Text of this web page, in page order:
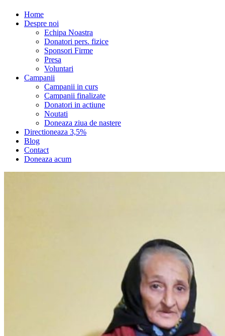
Home
Despre noi
Echipa Noastra
Donatori pers. fizice
Sponsori Firme
Presa
Voluntari
Campanii
Campanii in curs
Campanii finalizate
Donatori in actiune
Noutati
Doneaza ziua de nastere
Directioneaza 3,5%
Blog
Contact
Doneaza acum